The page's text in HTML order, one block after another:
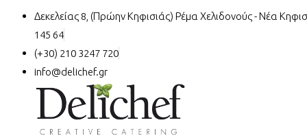
Δεκελείας 8, (Πρώην Κηφισιάς) Ρέμα Χελιδονούς - Νέα
145 64
(+30) 210 3247 720
info@delichef.gr